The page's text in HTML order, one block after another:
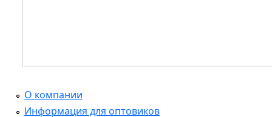
О компании
Информация для оптовиков